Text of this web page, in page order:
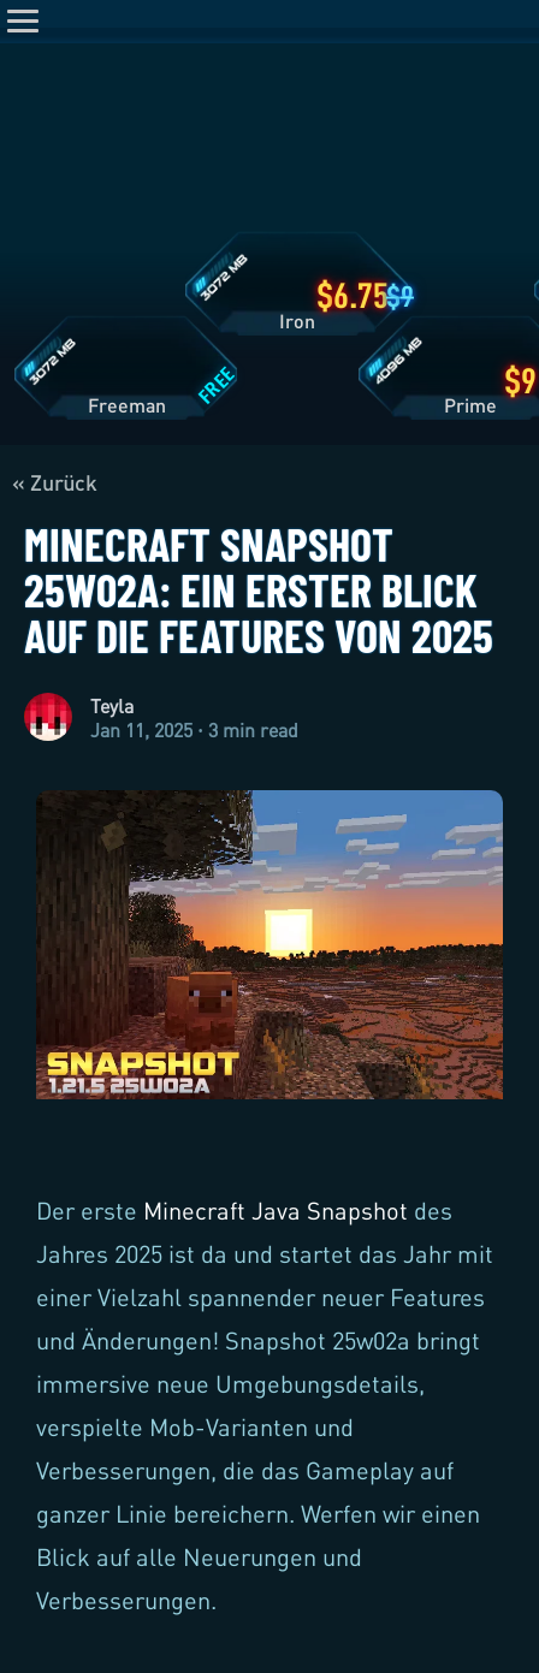
6.75
« Zurück
MINECRAFT SNAPSHOT
25W02A: EIN ERSTER BLICK
AUF DIE FEATURES VON 2025
Teyla
Jan 11, 2025 · 3 min read
Der erste Minecraft Java Snapshot des
Jahres 2025 ist da und startet das Jahr mit
einer Vielzahl spannender neuer Features
und Änderungen! Snapshot 25w02a bringt
immersive neue Umgebungsdetails,
verspielte Mob-Varianten und
Verbesserungen, die das Gameplay auf
ganzer Linie bereichern. Werfen wir einen
Blick auf alle Neuerungen und
Verbesserungen.